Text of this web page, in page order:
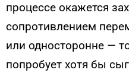
процессе окажется
сопротивлением
или односторонне —
попробует хотя бы